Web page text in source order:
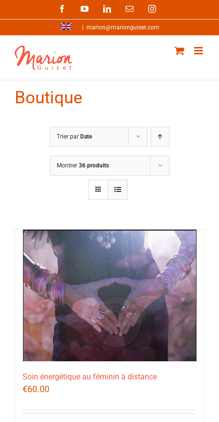
FacebookYouTubeLinkedInEmail Instagram
marion@marionguiset.com
Boutique
Trier par Date
Montrer 36 produits
Soin énergétique au féminin à distance
€60.00